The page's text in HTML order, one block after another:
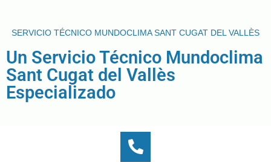
SERVICIO TÉCNICO MUNDOCLIMA SANT CUGAT DEL VALLÈS
Un Servicio Técnico Mundoclima
Sant Cugat del Vallès
Especializado